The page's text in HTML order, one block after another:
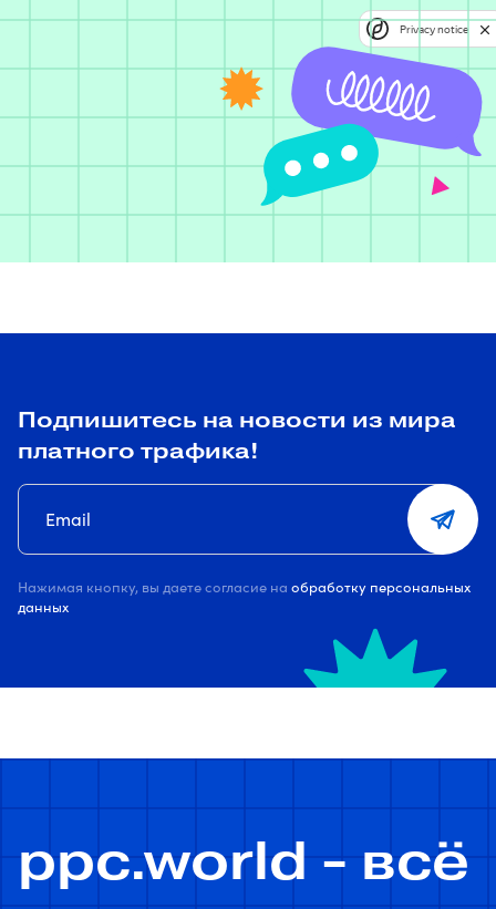
Подпишитесь на новости из мира
платного трафика!
Нажимая кнопку, вы даете согласие на обработку персональных
данных
ppc.world - всё
Privacy notice